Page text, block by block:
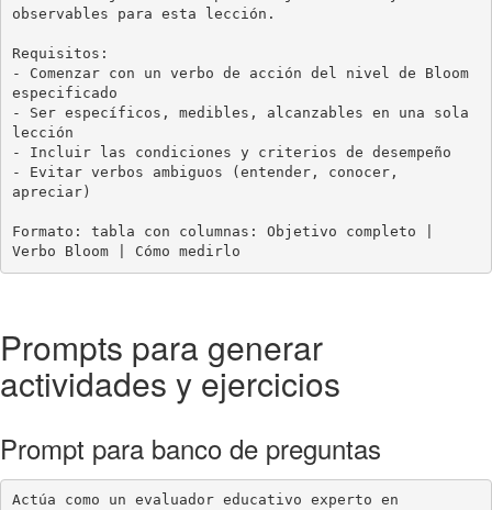
observables para esta lección.
Requisitos:
- Comenzar con un verbo de acción del nivel de Bloom
especificado
- Ser específicos, medibles, alcanzables en una sola
lección
- Incluir las condiciones y criterios de desempeño
- Evitar verbos ambiguos (entender, conocer,
apreciar)
Formato: tabla con columnas: Objetivo completo |
Verbo Bloom | Cómo medirlo
Prompts para generar
actividades y ejercicios
Prompt para banco de preguntas
Actúa como un evaluador educativo experto en